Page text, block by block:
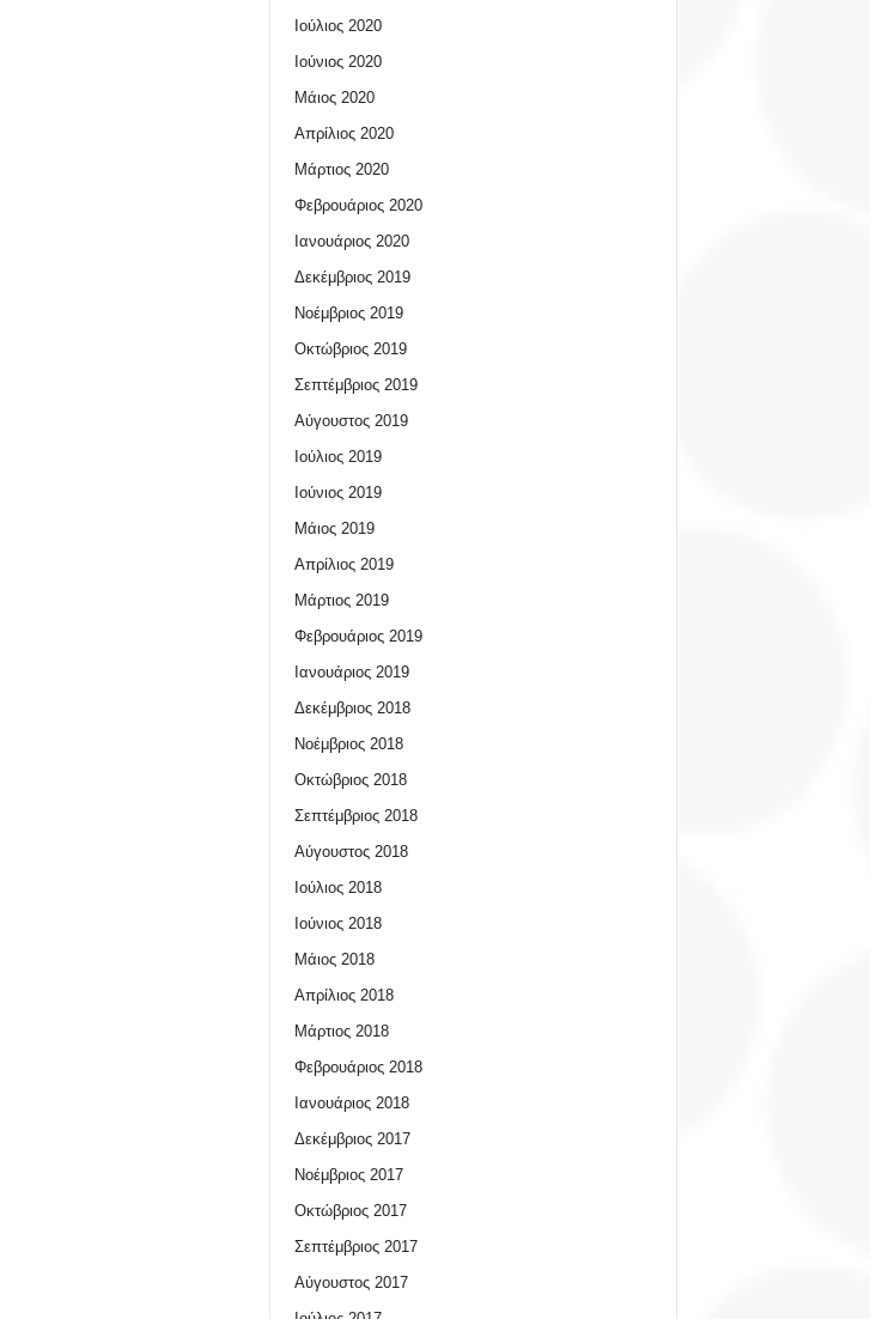
Ιούλιος 2020
Ιούνιος 2020
Μάιος 2020
Απρίλιος 2020
Μάρτιος 2020
Φεβρουάριος 2020
Ιανουάριος 2020
Δεκέμβριος 2019
Νοέμβριος 2019
Οκτώβριος 2019
Σεπτέμβριος 2019
Αύγουστος 2019
Ιούλιος 2019
Ιούνιος 2019
Μάιος 2019
Απρίλιος 2019
Μάρτιος 2019
Φεβρουάριος 2019
Ιανουάριος 2019
Δεκέμβριος 2018
Νοέμβριος 2018
Οκτώβριος 2018
Σεπτέμβριος 2018
Αύγουστος 2018
Ιούλιος 2018
Ιούνιος 2018
Μάιος 2018
Απρίλιος 2018
Μάρτιος 2018
Φεβρουάριος 2018
Ιανουάριος 2018
Δεκέμβριος 2017
Νοέμβριος 2017
Οκτώβριος 2017
Σεπτέμβριος 2017
Αύγουστος 2017